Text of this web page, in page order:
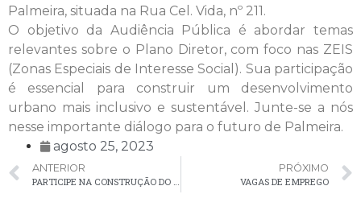
Palmeira, situada na Rua Cel. Vida, nº 211.
O objetivo da Audiência Pública é abordar temas
relevantes sobre o Plano Diretor, com foco nas ZEIS
(Zonas Especiais de Interesse Social). Sua participação
é essencial para construir um desenvolvimento
urbano mais inclusivo e sustentável. Junte-se a nós
nesse importante diálogo para o futuro de Palmeira.
agosto 25, 2023
ANTERIOR
PRÓXIMO
VAGAS DE EMPREGO